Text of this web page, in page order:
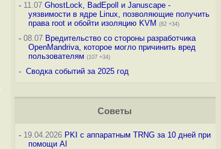
-11.07 GhostLock, BadEpoll и Januscape -
уязвимости в ядре Linux, позволяющие получить
права root и обойти изоляцию KVM (82 +34)
-08.07 Вредительство со стороны разработчика
OpenMandriva, которое могло причинить вред
пользователям (107 +34)
- Сводка событий за 2025 год
Советы
-19.04.2026 PKI с аппаратным TRNG за 10 дней при
помощи AI